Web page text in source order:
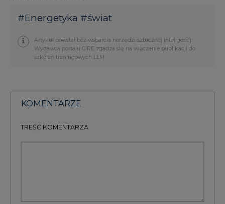
#Energetyka #świat
Artykuł powstał bez wsparcia narzędzi sztucznej inteligencji.
Wydawca portalu CIRE zgadza się na włączenie publikacji do
szkoleń treningowych LLM.
KOMENTARZE
TREŚĆ KOMENTARZA